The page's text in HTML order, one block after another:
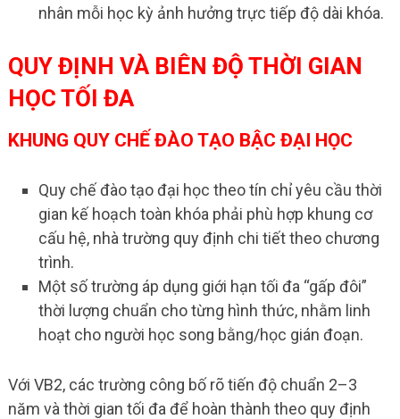
nhân mỗi học kỳ ảnh hưởng trực tiếp độ dài khóa.
QUY ĐỊNH VÀ BIÊN ĐỘ THỜI GIAN
HỌC TỐI ĐA
KHUNG QUY CHẾ ĐÀO TẠO BẬC ĐẠI HỌC
Quy chế đào tạo đại học theo tín chỉ yêu cầu thời
gian kế hoạch toàn khóa phải phù hợp khung cơ
cấu hệ, nhà trường quy định chi tiết theo chương
trình.
Một số trường áp dụng giới hạn tối đa “gấp đôi”
thời lượng chuẩn cho từng hình thức, nhằm linh
hoạt cho người học song bằng/học gián đoạn.
Với VB2, các trường công bố rõ tiến độ chuẩn 2–3
năm và thời gian tối đa để hoàn thành theo quy định